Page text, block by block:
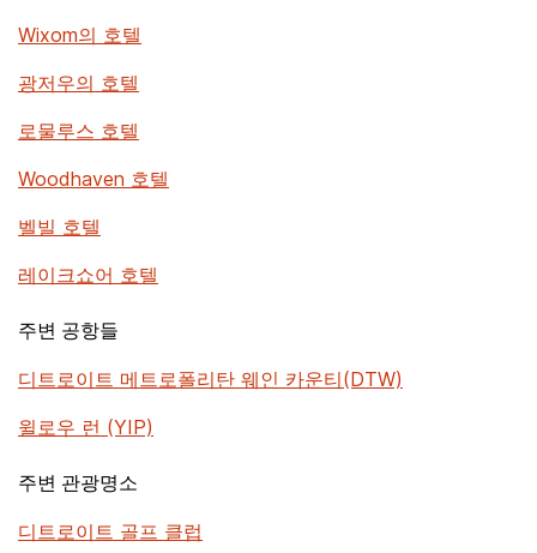
Wixom의 호텔
광저우의 호텔
로물루스 호텔
Woodhaven 호텔
벨빌 호텔
레이크쇼어 호텔
주변 공항들
디트로이트 메트로폴리탄 웨인 카운티(DTW)
윌로우 런 (YIP)
주변 관광명소
디트로이트 골프 클럽